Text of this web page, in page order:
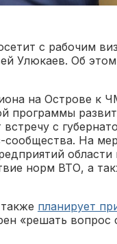
с рабочим
Улюкаев. Об этом
на Острове к
программы
с
На
области
норм ВТО, а
планирует
«решать вопрос